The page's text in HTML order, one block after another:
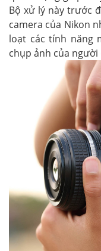
Bộ xử lý này trước
camera của Nikon
loạt các tính năng
chụp ảnh của người